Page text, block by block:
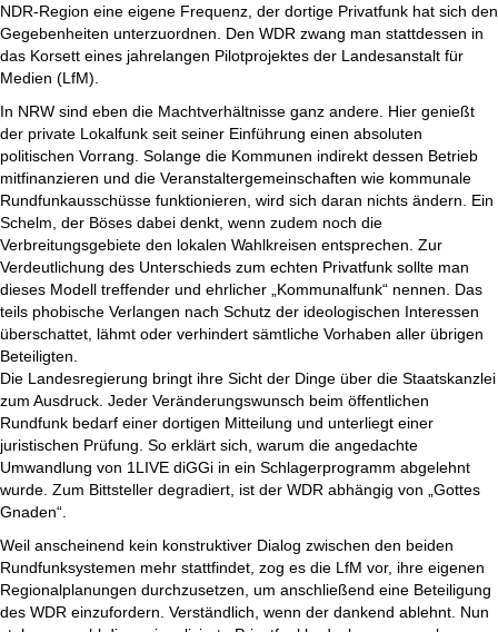
NDR-Region eine eigene Frequenz, der dortige Privatfunk hat sich den
Gegebenheiten unterzuordnen. Den WDR zwang man stattdessen in
das Korsett eines jahrelangen Pilotprojektes der Landesanstalt für
Medien (LfM).
In NRW sind eben die Machtverhältnisse ganz andere. Hier genießt
der private Lokalfunk seit seiner Einführung einen absoluten
politischen Vorrang. Solange die Kommunen indirekt dessen Betrieb
mitfinanzieren und die Veranstaltergemeinschaften wie kommunale
Rundfunkausschüsse funktionieren, wird sich daran nichts ändern. Ein
Schelm, der Böses dabei denkt, wenn zudem noch die
Verbreitungsgebiete den lokalen Wahlkreisen entsprechen. Zur
Verdeutlichung des Unterschieds zum echten Privatfunk sollte man
dieses Modell treffender und ehrlicher „Kommunalfunk“ nennen. Das
teils phobische Verlangen nach Schutz der ideologischen Interessen
überschattet, lähmt oder verhindert sämtliche Vorhaben aller übrigen
Beteiligten.
Die Landesregierung bringt ihre Sicht der Dinge über die Staatskanzlei
zum Ausdruck. Jeder Veränderungswunsch beim öffentlichen
Rundfunk bedarf einer dortigen Mitteilung und unterliegt einer
juristischen Prüfung. So erklärt sich, warum die angedachte
Umwandlung von 1LIVE diGGi in ein Schlagerprogramm abgelehnt
wurde. Zum Bittsteller degradiert, ist der WDR abhängig von „Gottes
Gnaden“.
Weil anscheinend kein konstruktiver Dialog zwischen den beiden
Rundfunksystemen mehr stattfindet, zog es die LfM vor, ihre eigenen
Regionalplanungen durchzusetzen, um anschließend eine Beteiligung
des WDR einzufordern. Verständlich, wenn der dankend ablehnt. Nun